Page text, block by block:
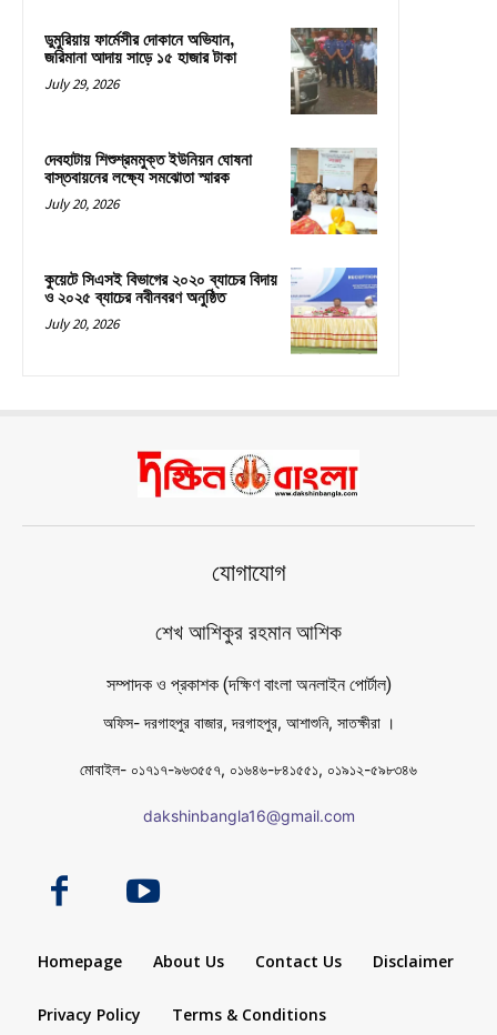
ডুমুরিয়ায় ফার্মেসীর দোকানে অভিযান,
জরিমানা আদায় সাড়ে ১৫ হাজার টাকা
July 29, 2026
দেবহাটায় শিশুশ্রমমুক্ত ইউনিয়ন ঘোষনা
বাস্তবায়নের লক্ষ্যে সমঝোতা স্মারক
July 20, 2026
কুয়েটে সিএসই বিভাগের ২০২০ ব্যাচের বিদায়
ও ২০২৫ ব্যাচের নবীনবরণ অনুষ্ঠিত
July 20, 2026
যোগাযোগ
শেখ আশিকুর রহমান আশিক
সম্পাদক ও প্রকাশক (দক্ষিণ বাংলা অনলাইন পোর্টাল)
অফিস- দরগাহপুর বাজার, দরগাহপুর, আশাশুনি, সাতক্ষীরা ।
মোবাইল- ০১৭১৭-৯৬৩৫৫৭, ০১৬৪৬-৮৪১৫৫১, ০১৯১২-৫৯৮৩৪৬
dakshinbangla16@gmail.com
Homepage About Us Contact Us Disclaimer
Privacy Policy Terms & Conditions